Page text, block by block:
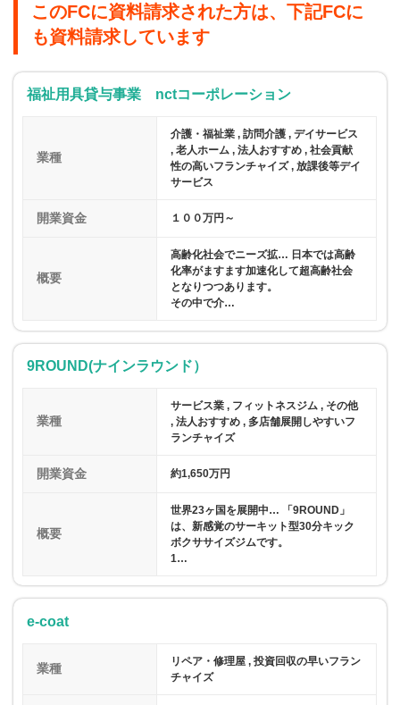
このFCに資料請求された方は、下記FCに
も資料請求しています
福祉用具貸与事業 nctコーポレーション
業種
介護・福祉業 , 訪問介護 , デイサービス
, 老人ホーム , 法人おすすめ , 社会貢献
性の高いフランチャイズ , 放課後等デイ
サービス
開業資金 １００万円～
概要
高齢化社会でニーズ拡… 日本では高齢
化率がますます加速化して超高齢社会
となりつつあります。
その中で介…
9ROUND(ナインラウンド）
業種
サービス業 , フィットネスジム , その他
, 法人おすすめ , 多店舗展開しやすいフ
ランチャイズ
開業資金 約1,650万円
概要
世界23ヶ国を展開中… 「9ROUND」
は、新感覚のサーキット型30分キック
ボクササイズジムです。
1…
e-coat
業種
リペア・修理屋 , 投資回収の早いフラン
チャイズ